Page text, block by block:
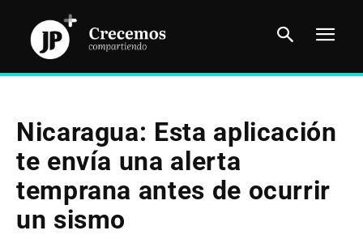
Nicaragua: Esta aplicación
te envía una alerta
temprana antes de ocurrir
un sismo